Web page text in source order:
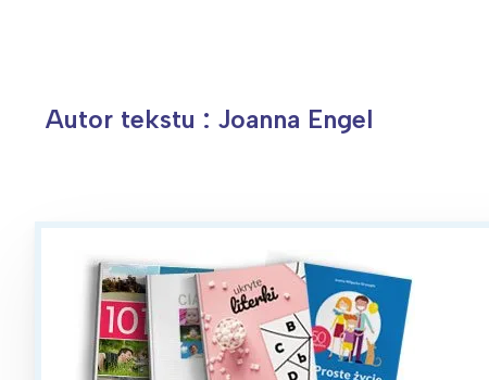
Autor tekstu : Joanna Engel